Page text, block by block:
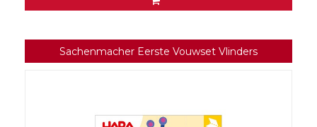
Sachenmacher Eerste Vouwset Vlinders